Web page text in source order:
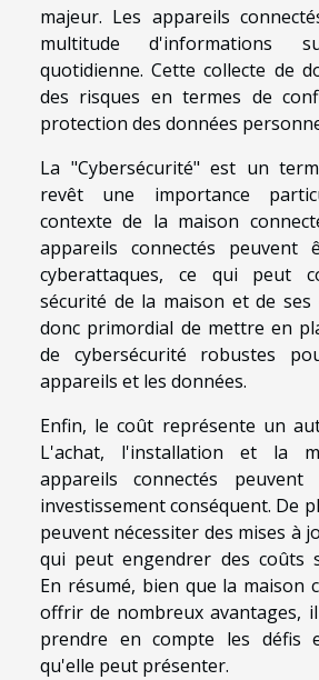
majeur. Les appareils
multitude d'informations
quotidienne. Cette collecte de
des risques en termes de
protection des données
La "Cybersécurité" est un
revêt une importance
contexte de la maison
appareils connectés
cyberattaques, ce qui peut
sécurité de la maison et de ses
donc primordial de mettre en
de cybersécurité robustes
appareils et les données.
Enfin, le coût représente un
L'achat, l'installation et la
appareils connectés
investissement conséquent. De
peuvent nécessiter des mises à
qui peut engendrer des coûts
En résumé, bien que la maison
offrir de nombreux avantages,
prendre en compte les défis
qu'elle peut présenter.